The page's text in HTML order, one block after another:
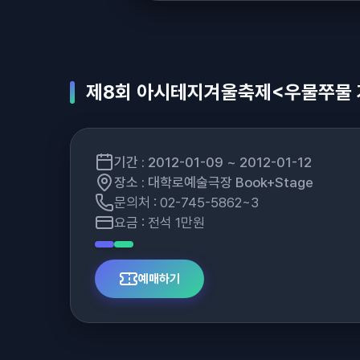
제8회 아시테지겨울축제<우물쭈물
기간 : 2012-01-09 ~ 2012-01-12
장소 : 대학로예술극장 Book+Stage
문의처 : 02-745-5862~3
요금 : 전석 1만원
예매하기